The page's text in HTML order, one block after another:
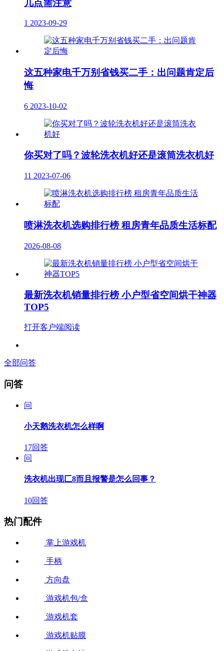
几点需注意
1 2023-09-29
这五种家电千万别省钱买二手：出问题肯定后
悔
6 2023-10-02
你买对了吗？波轮洗衣机好还是滚筒洗衣机好
11 2023-07-06
喷淋洗衣机选购排行榜 租房青年品质生活标配
2026-08-08
最新洗衣机销量排行榜 小户型省空间烘干神器
TOP5
打开客户端阅读
全部问答
问答
问
小天鹅洗衣机怎么样啊
17回答
问
洗衣机出现匚8而且报警是怎么回事？
10回答
热门配件
掌上游戏机
手柄
方向盘
游戏机包/盒
游戏机套
游戏机贴膜